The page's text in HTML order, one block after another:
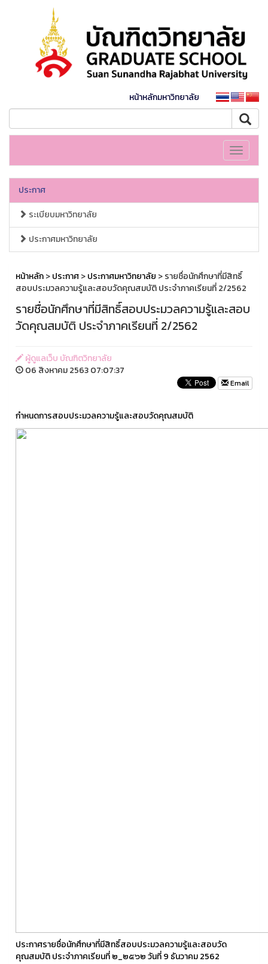
หน้าหลักมหาวิทยาลัย
Toggle
ประกาศ
ระเบียบมหาวิทยาลัย
ประกาศมหาวิทยาลัย
หน้าหลัก>ประกาศ>ประกาศมหาวิทยาลัย > รายชื่อนักศึกษาที่มีสิทธิ์
สอบประมวลความรู้และสอบวัดคุณสมบัติ ประจำภาคเรียนที่ 2/2562
รายชื่อนักศึกษาที่มีสิทธิ์สอบประมวลความรู้และสอบ
วัดคุณสมบัติ ประจำภาคเรียนที่ 2/2562
ผู้ดูแลเว็บ บัณฑิตวิทยาลัย
06 สิงหาคม 2563 07:07:37
Email
กำหนดการสอบประมวลความรู้และสอบวัดคุณสมบัติ
ประกาศรายชื่อนักศึกษาที่มีสิทธิ์สอบประมวลความรู้และสอบวัด
คุณสมบัติ ประจำภาคเรียนที่ ๒_๒๕๖๒ วันที่ 9 ธันวาคม 2562